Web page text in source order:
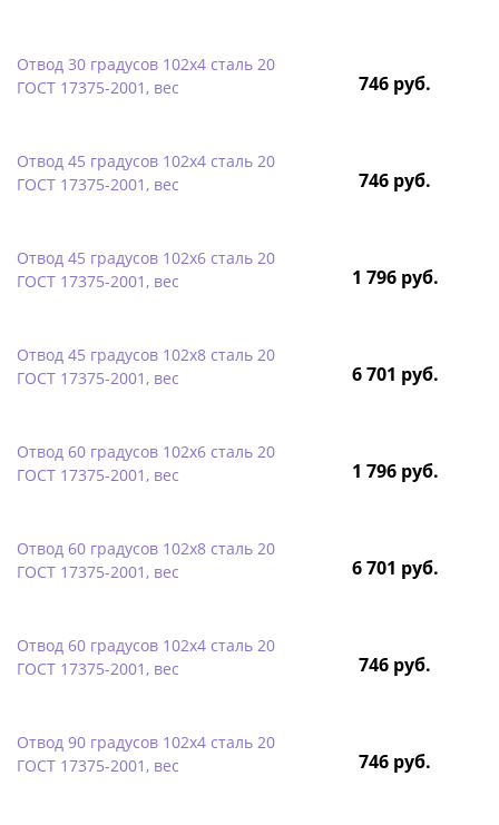
Отвод 30 градусов 102х4 сталь 20
ГОСТ 17375-2001, вес
746 руб.
Отвод 45 градусов 102х4 сталь 20
ГОСТ 17375-2001, вес
746 руб.
Отвод 45 градусов 102х6 сталь 20
ГОСТ 17375-2001, вес
1 796 руб.
Отвод 45 градусов 102х8 сталь 20
ГОСТ 17375-2001, вес
6 701 руб.
Отвод 60 градусов 102х6 сталь 20
ГОСТ 17375-2001, вес
1 796 руб.
Отвод 60 градусов 102х8 сталь 20
ГОСТ 17375-2001, вес
6 701 руб.
Отвод 60 градусов 102х4 сталь 20
ГОСТ 17375-2001, вес
746 руб.
Отвод 90 градусов 102х4 сталь 20
ГОСТ 17375-2001, вес
746 руб.